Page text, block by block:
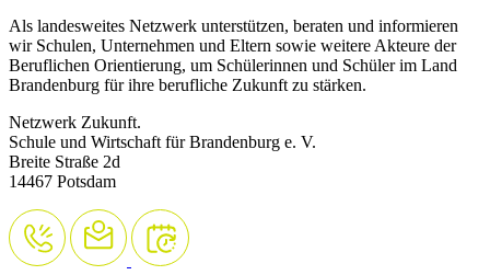
Als landesweites Netzwerk unterstützen, beraten und informieren
wir Schulen, Unternehmen und Eltern sowie weitere Akteure der
Beruflichen Orientierung, um Schülerinnen und Schüler im Land
Brandenburg für ihre berufliche Zukunft zu stärken.
Netzwerk Zukunft.
Schule und Wirtschaft für Brandenburg e. V.
Breite Straße 2d
14467 Potsdam